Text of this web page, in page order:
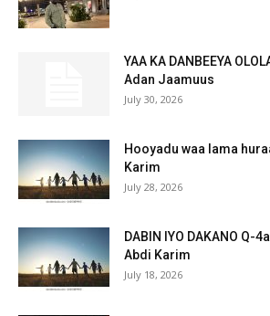
YAA KA DANBEEYA
Adan Jaamuus
July 30, 2026
Hooyadu waa lama
Karim
July 28, 2026
DABIN IYO DAKANO Q-
Abdi Karim
July 18, 2026